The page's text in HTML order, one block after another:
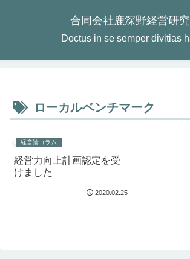
合同会社鹿深野経営研
Doctus in se semper divitias
ローカルベンチマーク
経営論コラム
経営力向上計画認定を受
けました
2020.02.25